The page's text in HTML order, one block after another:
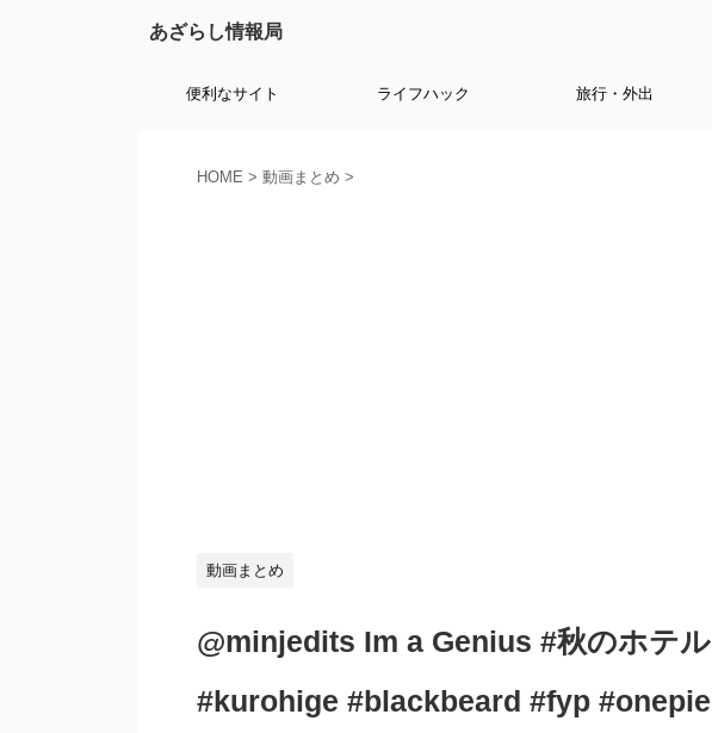
あざらし情報局
便利なサイト ライフハック 旅行・外出
HOME > 動画まとめ >
動画まとめ
@minjedits Im a Genius #秋のホテ
#kurohige #blackbeard #fyp